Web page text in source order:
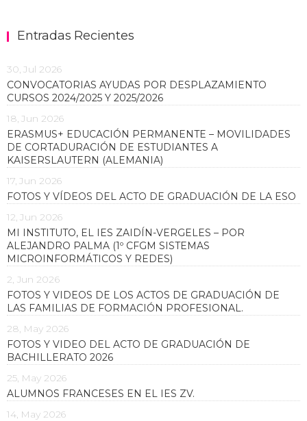
Entradas Recientes
30, Jul 2026
CONVOCATORIAS AYUDAS POR DESPLAZAMIENTO
CURSOS 2024/2025 Y 2025/2026
18, Jun 2026
ERASMUS+ EDUCACIÓN PERMANENTE – MOVILIDADES
DE CORTADURACIÓN DE ESTUDIANTES A
KAISERSLAUTERN (ALEMANIA)
17, Jun 2026
FOTOS Y VÍDEOS DEL ACTO DE GRADUACIÓN DE LA ESO
12, Jun 2026
MI INSTITUTO, EL IES ZAIDÍN-VERGELES – POR
ALEJANDRO PALMA (1º CFGM SISTEMAS
MICROINFORMÁTICOS Y REDES)
2, Jun 2026
FOTOS Y VIDEOS DE LOS ACTOS DE GRADUACIÓN DE
LAS FAMILIAS DE FORMACIÓN PROFESIONAL.
28, May 2026
FOTOS Y VIDEO DEL ACTO DE GRADUACIÓN DE
BACHILLERATO 2026
25, May 2026
ALUMNOS FRANCESES EN EL IES ZV.
14, May 2026